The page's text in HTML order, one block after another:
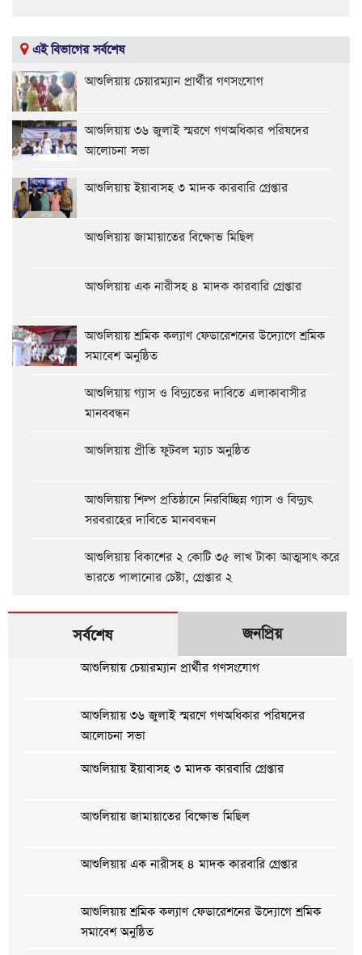
এই বিভাগের সর্বশেষ
আশুলিয়ায় চেয়ারম্যান প্রার্থীর গণসংযোগ
আশুলিয়ায় ৩৬ জুলাই স্মরণে গণঅধিকার পরিষদের
আলোচনা সভা
আশুলিয়ায় ইয়াবাসহ ৩ মাদক কারবারি গ্রেপ্তার
আশুলিয়ায় জামায়াতের বিক্ষোভ মিছিল
আশুলিয়ায় এক নারীসহ ৪ মাদক কারবারি গ্রেপ্তার
আশুলিয়ায় শ্রমিক কল্যাণ ফেডারেশনের উদ্যোগে শ্রমিক
সমাবেশ অনুষ্ঠিত
আশুলিয়ায় গ্যাস ও বিদ্যুতের দাবিতে এলাকাবাসীর
মানববন্ধন
আশুলিয়ায় প্রীতি ফুটবল ম্যাচ অনুষ্ঠিত
আশুলিয়ায় শিল্প প্রতিষ্ঠানে নিরবিচ্ছিন্ন গ্যাস ও বিদ্যুৎ
সরবরাহের দাবিতে মানববন্ধন
আশুলিয়ায় বিকাশের ২ কোটি ৩৫ লাখ টাকা আত্মসাৎ করে
ভারতে পালানোর চেষ্টা, গ্রেপ্তার ২
সর্বশেষ জনপ্রিয়
আশুলিয়ায় চেয়ারম্যান প্রার্থীর গণসংযোগ
আশুলিয়ায় ৩৬ জুলাই স্মরণে গণঅধিকার পরিষদের
আলোচনা সভা
আশুলিয়ায় ইয়াবাসহ ৩ মাদক কারবারি গ্রেপ্তার
আশুলিয়ায় জামায়াতের বিক্ষোভ মিছিল
আশুলিয়ায় এক নারীসহ ৪ মাদক কারবারি গ্রেপ্তার
আশুলিয়ায় শ্রমিক কল্যাণ ফেডারেশনের উদ্যোগে শ্রমিক
সমাবেশ অনুষ্ঠিত